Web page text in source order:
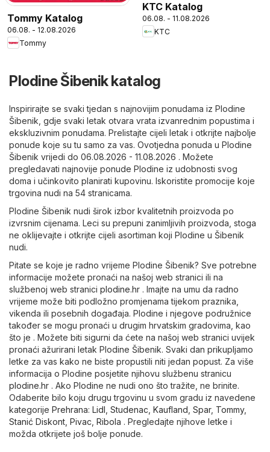
Tommy Katalog
06.08. - 12.08.2026
Tommy
KTC Katalog
06.08. - 11.08.2026
KTC
Plodine Šibenik katalog
Inspirirajte se svaki tjedan s najnovijim ponudama iz Plodine
Šibenik, gdje svaki letak otvara vrata izvanrednim popustima i
ekskluzivnim ponudama. Prelistajte cijeli letak i otkrijte najbolje
ponude koje su tu samo za vas. Ovotjedna ponuda u Plodine
Šibenik vrijedi do 06.08.2026 - 11.08.2026 . Možete
pregledavati najnovije ponude Plodine iz udobnosti svog
doma i učinkovito planirati kupovinu. Iskoristite promocije koje
trgovina nudi na 54 stranicama.
Plodine Šibenik nudi širok izbor kvalitetnih proizvoda po
izvrsnim cijenama. Leci su prepuni zanimljivih proizvoda, stoga
ne oklijevajte i otkrijte cijeli asortiman koji Plodine u Šibenik
nudi.
Pitate se koje je radno vrijeme Plodine Šibenik? Sve potrebne
informacije možete pronaći na našoj web stranici ili na
službenoj web stranici plodine.hr . Imajte na umu da radno
vrijeme može biti podložno promjenama tijekom praznika,
vikenda ili posebnih događaja. Plodine i njegove podružnice
također se mogu pronaći u drugim hrvatskim gradovima, kao
što je . Možete biti sigurni da ćete na našoj web stranici uvijek
pronaći ažurirani letak Plodine Šibenik. Svaki dan prikupljamo
letke za vas kako ne biste propustili niti jedan popust. Za više
informacija o Plodine posjetite njihovu službenu stranicu
plodine.hr . Ako Plodine ne nudi ono što tražite, ne brinite.
Odaberite bilo koju drugu trgovinu u svom gradu iz navedene
kategorije Prehrana: Lidl Studenac Kaufland Spar, Tommy,
Stanić Diskont Pivac Ribola . Pregledajte njihove letke i
možda otkrijete još bolje ponude.